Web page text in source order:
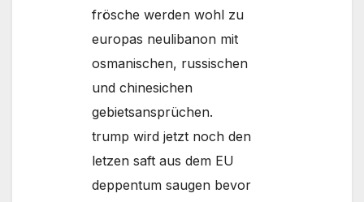
frösche werden wohl zu
europas neulibanon mit
osmanischen, russischen
und chinesichen
gebietsansprüchen.
trump wird jetzt noch den
letzen saft aus dem EU
deppentum saugen bevor